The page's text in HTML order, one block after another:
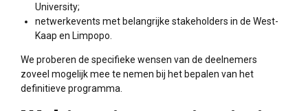
University;
netwerkevents met belangrijke stakeholders in de West-
Kaap en Limpopo.
We proberen de specifieke wensen van de deelnemers
zoveel mogelijk mee te nemen bij het bepalen van het
definitieve programma.